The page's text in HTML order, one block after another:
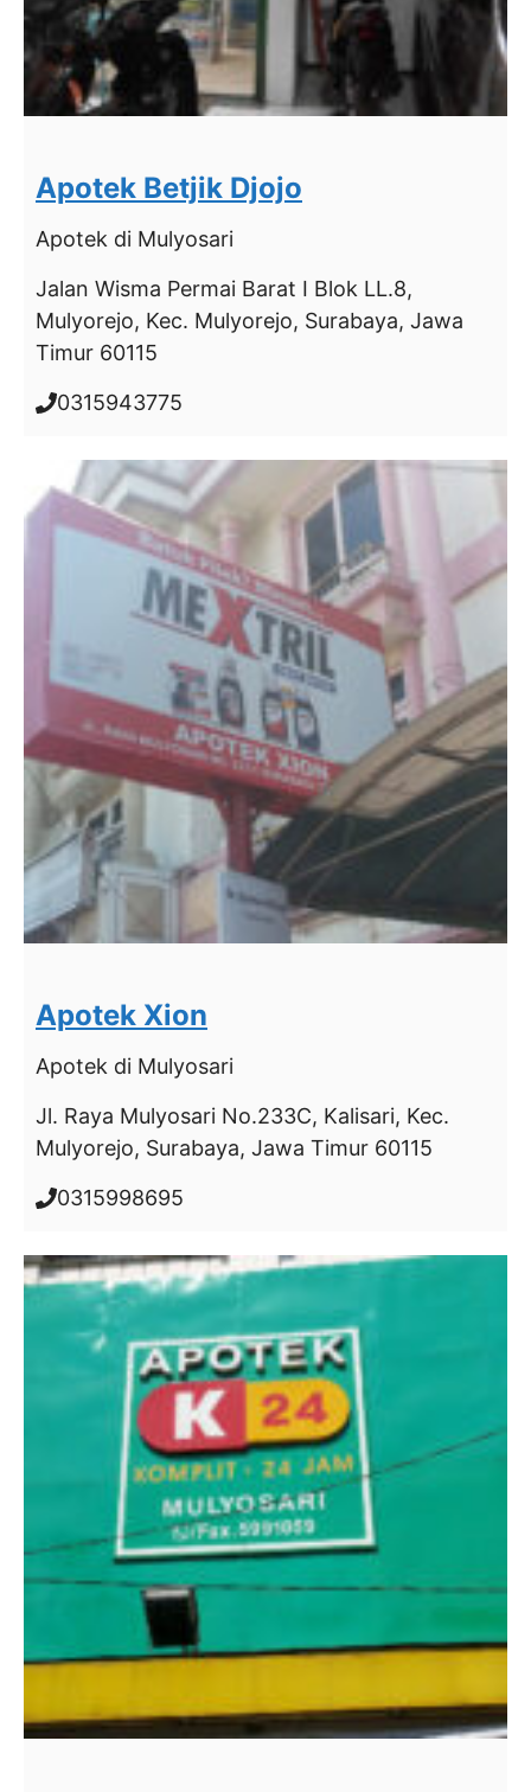
Apotek Betjik Djojo
Apotek di Mulyosari
Jalan Wisma Permai Barat I Blok LL.8,
Mulyorejo, Kec. Mulyorejo, Surabaya, Jawa
Timur 60115
0315943775
Apotek Xion
Apotek di Mulyosari
Jl. Raya Mulyosari No.233C, Kalisari, Kec.
Mulyorejo, Surabaya, Jawa Timur 60115
0315998695